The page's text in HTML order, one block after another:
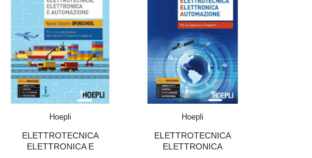
Hoepli
ELETTROTECNICA
ELETTRONICA E
Hoepli
ELETTROTECNICA
ELETTRONICA